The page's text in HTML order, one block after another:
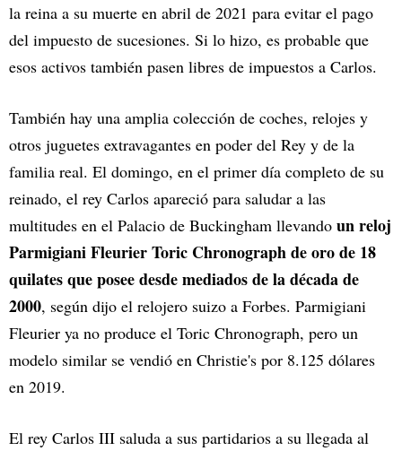
la reina a su muerte en abril de 2021 para evitar el pago
del impuesto de sucesiones. Si lo hizo, es probable que
esos activos también pasen libres de impuestos a Carlos.
También hay una amplia colección de coches, relojes y
otros juguetes extravagantes en poder del Rey y de la
familia real. El domingo, en el primer día completo de su
reinado, el rey Carlos apareció para saludar a las
multitudes en el Palacio de Buckingham llevando un reloj
Parmigiani Fleurier Toric Chronograph de oro de 18
quilates que posee desde mediados de la década de
2000, según dijo el relojero suizo a Forbes. Parmigiani
Fleurier ya no produce el Toric Chronograph, pero un
modelo similar se vendió en Christie's por 8.125 dólares
en 2019.
El rey Carlos III saluda a sus partidarios a su llegada al